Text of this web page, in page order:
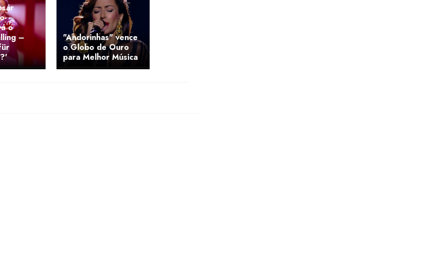
o
–
"Andorinhas" vence
o Globo de Ouro
para Melhor Música